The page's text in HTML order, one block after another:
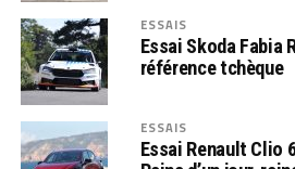
ESSAIS
Essai Skoda Fabia
référence tchèque
ESSAIS
Essai Renault Clio